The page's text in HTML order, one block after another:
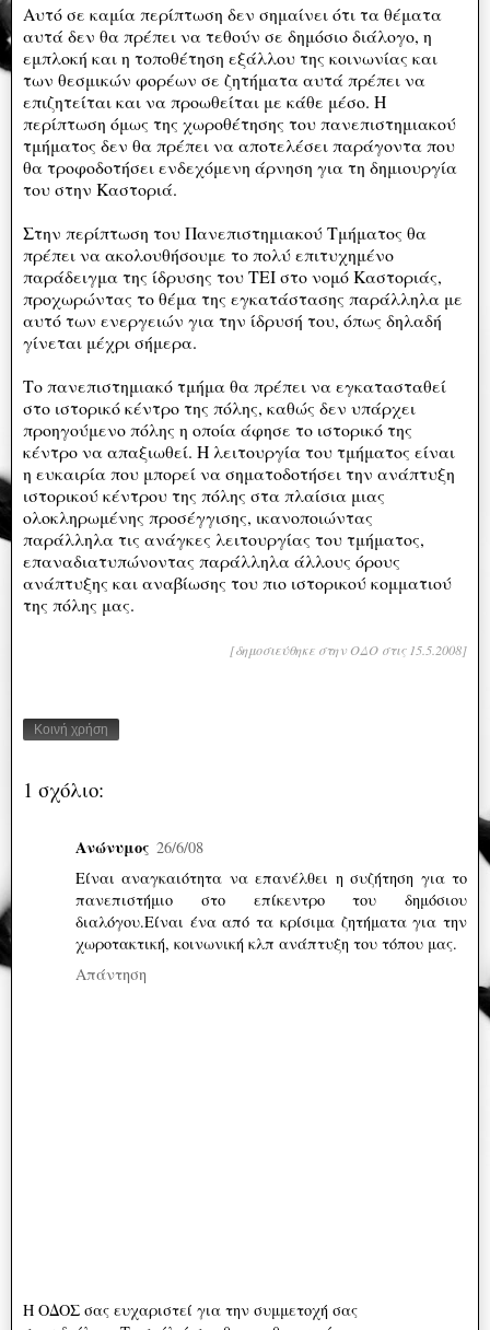
Αυτό σε καμία περίπτωση δεν σημαίνει ότι τα θέματα
αυτά δεν θα πρέπει να τεθούν σε δημόσιο διάλογο, η
εμπλοκή και η τοποθέτηση εξάλλου της κοινωνίας και
των θεσμικών φορέων σε ζητήματα αυτά πρέπει να
επιζητείται και να προωθείται με κάθε μέσο. Η
περίπτωση όμως της χωροθέτησης του πανεπιστημιακού
τμήματος δεν θα πρέπει να αποτελέσει παράγοντα που
θα τροφοδοτήσει ενδεχόμενη άρνηση για τη δημιουργία
του στην Καστοριά.
Στην περίπτωση του Πανεπιστημιακού Τμήματος θα
πρέπει να ακολουθήσουμε το πολύ επιτυχημένο
παράδειγμα της ίδρυσης του ΤΕΙ στο νομό Καστοριάς,
προχωρώντας το θέμα της εγκατάστασης παράλληλα με
αυτό των ενεργειών για την ίδρυσή του, όπως δηλαδή
γίνεται μέχρι σήμερα.
Το πανεπιστημιακό τμήμα θα πρέπει να εγκατασταθεί
στο ιστορικό κέντρο της πόλης, καθώς δεν υπάρχει
προηγούμενο πόλης η οποία άφησε το ιστορικό της
κέντρο να απαξιωθεί. Η λειτουργία του τμήματος είναι
η ευκαιρία που μπορεί να σηματοδοτήσει την ανάπτυξη
ιστορικού κέντρου της πόλης στα πλαίσια μιας
ολοκληρωμένης προσέγγισης, ικανοποιώντας
παράλληλα τις ανάγκες λειτουργίας του τμήματος,
επαναδιατυπώνοντας παράλληλα άλλους όρους
ανάπτυξης και αναβίωσης του πιο ιστορικού κομματιού
της πόλης μας.
[δημοσιεύθηκε στην ΟΔΟ στις 15.5.2008]
Κοινή χρήση
1 σχόλιο:
Ανώνυμος 26/6/08
Είναι αναγκαιότητα να επανέλθει η συζήτηση για το
πανεπιστήμιο στο επίκεντρο του δημόσιου
διαλόγου.Είναι ένα από τα κρίσιμα ζητήματα για την
χωροτακτική, κοινωνική κλπ ανάπτυξη του τόπου μας.
Απάντηση
Η ΟΔΟΣ σας ευχαριστεί για την συμμετοχή σας